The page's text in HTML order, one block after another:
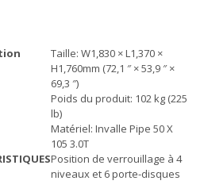
Taille: W1,830 × L1,370 ×
H1,760mm (72,1 ″ × 53,9 ″ ×
69,3 ″)
Poids du produit: 102 kg (225
lb)
Matériel: Invalle Pipe 50 X
105 3.0T
Position de verrouillage à 4
niveaux et 6 porte-disques